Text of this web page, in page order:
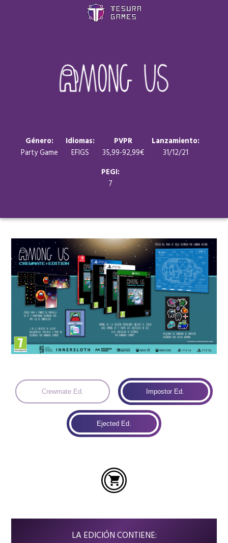
Género:
Party Game
Idiomas:
EFIGS
PVPR
35,99-92,99€
Lanzamiento:
31/12/21
PEGI:
7
Crewmate Ed. Impostor Ed.
Ejected Ed.
LA EDICIÓN CONTIENE:
Store
Contacto
Idiomas: